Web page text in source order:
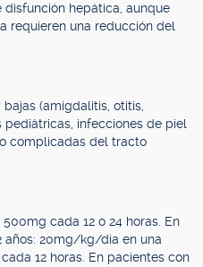
hepática, aunque
requieren una reducción del
(amigdalitis, otitis,
pediátricas, infecciones de piel
complicadas del tracto
cada 12 o 24 horas. En
años: 20mg/kg/día en una
12 horas. En pacientes con